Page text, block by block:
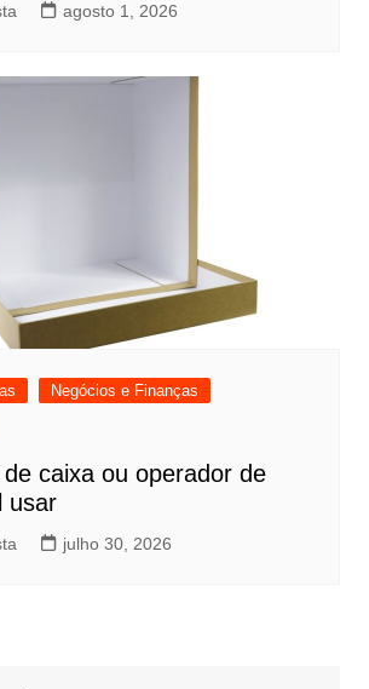
agosto 1, 2026
Negócios e Finanças
caixa ou operador de
usar
julho 30, 2026